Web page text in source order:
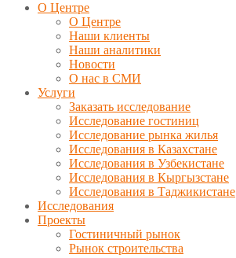
О Центре
О Центре
Наши клиенты
Наши аналитики
Новости
О нас в СМИ
Услуги
Заказать исследование
Исследование гостиниц
Исследование рынка жилья
Исследования в Казахстане
Исследования в Узбекистане
Исследования в Кыргызстане
Исследования в Таджикистане
Исследования
Проекты
Гостиничный рынок
Рынок строительства